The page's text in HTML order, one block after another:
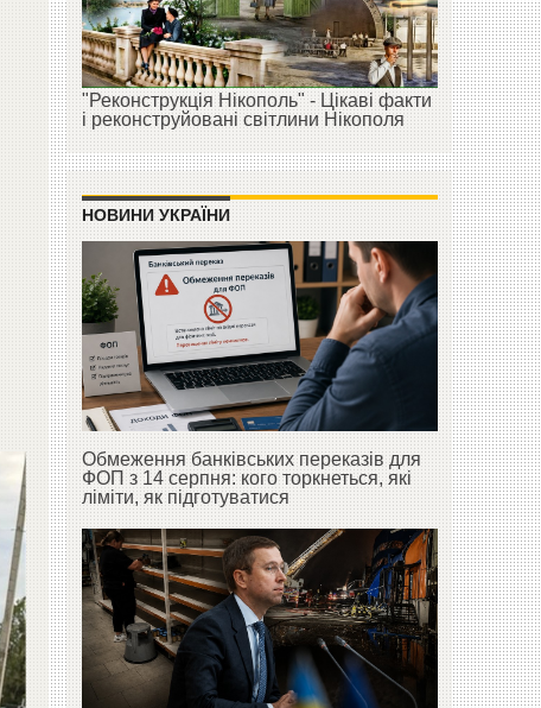
"Реконструкція Нікополь" - Цікаві факти
і реконструйовані світлини Нікополя
НОВИНИ УКРАЇНИ
Обмеження банківських переказів для
ФОП з 14 серпня: кого торкнеться, які
ліміти, як підготуватися